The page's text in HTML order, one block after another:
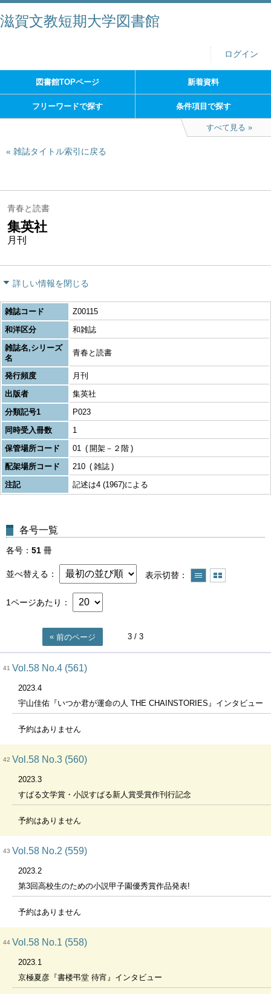
滋賀文教短期大学図書館
ログイン
図書館TOPページ 新着資料
フリーワードで探す 条件項目で探す
すべて見る
雑誌タイトル索引に戻る
青春と読書
集英社
月刊
詳しい情報を閉じる
雑誌コード
Z00115
和洋区分
和雑誌
雑誌名,シリーズ
名
青春と読書
発行頻度
月刊
出版者
集英社
分類記号1
P023
同時受入冊数
1
保管場所コード
01
開架－２階
配架場所コード
210
雑誌
注記
記述は4 (1967)による
各号一覧
各号 51 冊
並べ替える 表示切替
1ページあたり
前のページ 3 / 3
41 Vol.58 No.4 (561)
2023.4
宇山佳佑『いつか君が運命の人 THE CHAINSTORIES』インタビュー
予約はありません
42 Vol.58 No.3 (560)
2023.3
すばる文学賞・小説すばる新人賞受賞作刊行記念
予約はありません
43 Vol.58 No.2 (559)
2023.2
第3回高校生のための小説甲子園優秀賞作品発表!
予約はありません
44 Vol.58 No.1 (558)
2023.1
京極夏彦『書楼弔堂 待宵』インタビュー